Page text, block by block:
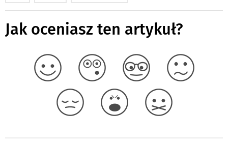
Jak oceniasz ten artykuł?